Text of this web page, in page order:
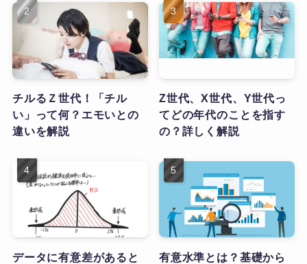
チルるＺ世代！「チル
い」って何？エモいとの
違いを解説
Z世代、X世代、Y世代っ
てどの年代のことを指す
の？詳しく解説
データに有意差があると
有意水準とは？基礎から